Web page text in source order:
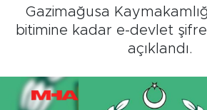
Gazimağusa
bitimine kadar e-devlet
açıklandı.